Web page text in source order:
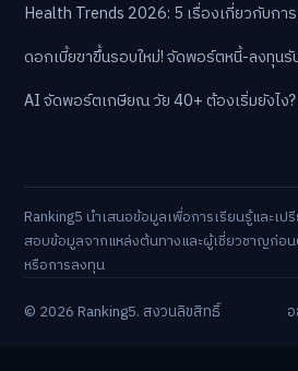
Health Trends 2026: 5 เรื่องเกี่ยวกับก
ดอกเบี้ยขาขึ้นรอบใหม่! จัดพอร์ตหนี้-ลงทุนรั
AI จัดพอร์ตเกษียณ วัย 40+ ต้องเริ่มยังไง?
Ranking5 นำเสนอข้อมูลเพื่อการเรียนรู้และเ
สอบข้อมูลจากแหล่งต้นทางและผู้เชี่ยวชาญก่อ
หรือการลงทุน
© 2026 Ranking5. สงวนลิขสิทธิ์